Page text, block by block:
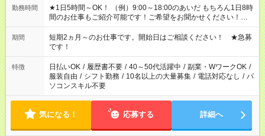
勤務時間
★1日5時間～OK！ （例）9:00～18:00のあいだ もちろん1日8時
間のお仕事もご紹介可能です！ご希望をお聞かせください！★家
庭の都合でお休みが必要な場合も遠慮なくご相談ください。 ※
週最低15時間以上の勤務が必要です
期間
短期2ヵ月～のお仕事です。開始日はご相談ください！ ★急募
です！
特徴 日払いOK / 履歴書不要 / 40～50代活躍中 / 副業・WワークOK /
服装自由 / シフト勤務 / 10名以上の大量募集 / 電話対応なし / パ
ソコンスキル不要
気になる！ 応募する 詳細へ